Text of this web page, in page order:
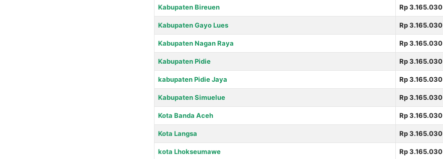
Kabupaten Bireuen Rp 3.165.030
Kabupaten Gayo Lues Rp 3.165.030
Kabupaten Nagan Raya Rp 3.165.030
Kabupaten Pidie Rp 3.165.030
kabupaten Pidie Jaya Rp 3.165.030
Kabupaten Simuelue Rp 3.165.030
Kota Banda Aceh Rp 3.165.030
Kota Langsa Rp 3.165.030
kota Lhokseumawe Rp 3.165.030